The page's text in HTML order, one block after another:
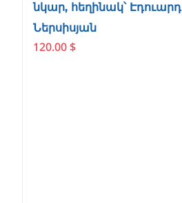
նկար, հեղինակ՝ Էդուարդ
Ներսիսյան
120.00 $